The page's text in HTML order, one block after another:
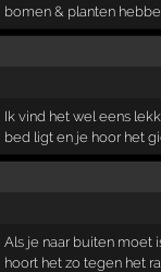
bomen & planten
Ik vind het wel eens
bed ligt en je hoor het
Als je naar buiten moet
hoort het zo tegen het